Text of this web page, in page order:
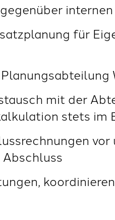
für
mit der
stets im